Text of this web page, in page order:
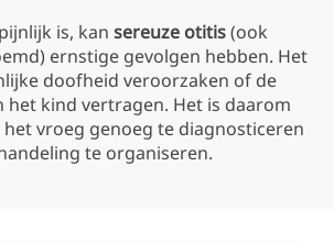
is, kan sereuze otitis(ook
ernstige gevolgen hebben. Het
doofheid veroorzaken of de
het kind vertragen. Het is daarom
vroeg genoeg te diagnosticeren
te organiseren.